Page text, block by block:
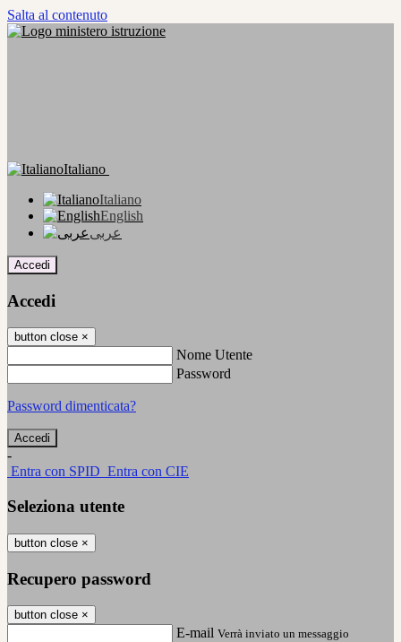
Salta al contenuto
Italiano
Italiano
English
عربى
Accedi
Accedi
button close ×
Nome Utente
Password
Password dimenticata?
-
Entra con SPID Entra con CIE
Seleziona utente
button close ×
Recupero password
button close ×
E-mail Verrà inviato un messaggio